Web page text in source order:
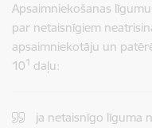
Apsaimniekošanas
par netaisnīgiem
apsaimniekotāju un
101 daļu:
ja netaisnīgo līguma